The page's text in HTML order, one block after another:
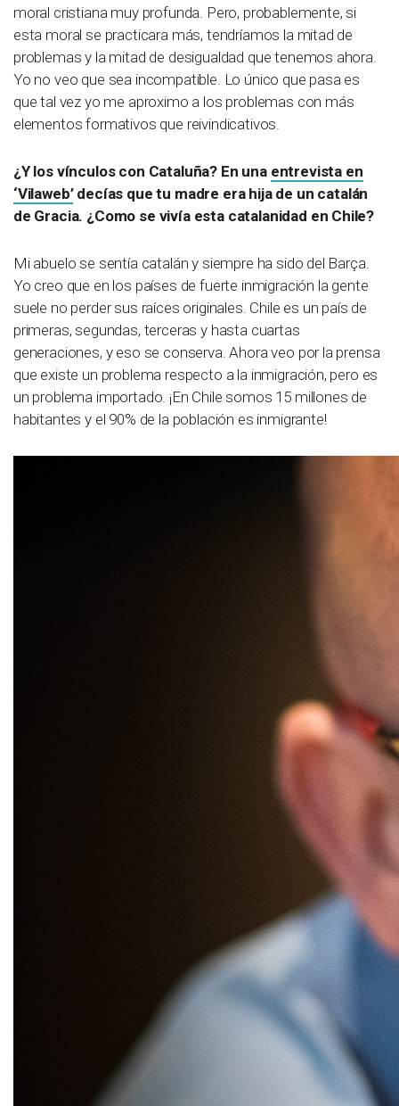
moral cristiana muy profunda. Pero, probablemente, si
esta moral se practicara más, tendríamos la mitad de
problemas y la mitad de desigualdad que tenemos ahora.
Yo no veo que sea incompatible. Lo único que pasa es
que tal vez yo me aproximo a los problemas con más
elementos formativos que reivindicativos.
¿Y los vínculos con Cataluña? En una entrevista en
‘Vilaweb’decías que tu madre era hija de un catalán
de Gracia. ¿Como se vivía esta catalanidad en Chile?
Mi abuelo se sentía catalán y siempre ha sido del Barça.
Yo creo que en los países de fuerte inmigración la gente
suele no perder sus raíces originales. Chile es un país de
primeras, segundas, terceras y hasta cuartas
generaciones, y eso se conserva. Ahora veo por la prensa
que existe un problema respecto a la inmigración, pero es
un problema importado. ¡En Chile somos 15 millones de
habitantes y el 90% de la población es inmigrante!